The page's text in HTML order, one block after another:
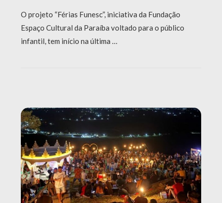
O projeto “Férias Funesc”, iniciativa da Fundação
Espaço Cultural da Paraíba voltado para o público
infantil, tem início na última …